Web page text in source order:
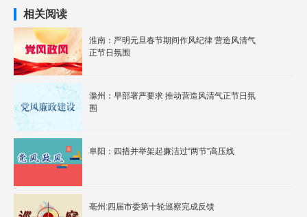
相关阅读
淮南：严明元旦春节期间作风纪律 营造风清气
正节日氛围
滁州：早部署严要求 推动营造风清气正节日氛
围
阜阳：四措并举架起廉洁过“两节”高压线
亳州:四届市委第十轮巡察完成反馈